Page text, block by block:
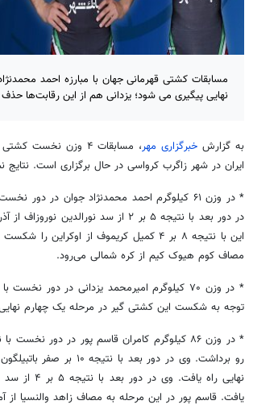
مسابقات کشتی قهرمانی جهان با مبارزه احمد
نهایی پیگیری می شود؛ یزدانی هم از این رقابت‌ها
به گزارشخبرگزاری مهر
ایران در شهر زاگرب کرواسی در حال برگزاری است.
* در وزن ۶۱ کیلوگرم احمد محمدنژاد جوان در دور نخست با نتیجه ۱۳ بر ۲
در دور بعد با نتیجه ۵ بر ۲ از سد نورالدین
نوروزافاز
این با نتیجه ۸ بر ۴ کمیل
کریموفاز اوکراین را شکست
مصاف کوم هیوک کیم از کره شمالی می‌رود.
توجه به شکست این کشتی گیر در مرحله یک چهارم نهایی
رو برداشت. وی در دور
نهایی
یافت. قاسم پور در این مرحله به مصاف زاهد والنسیا از